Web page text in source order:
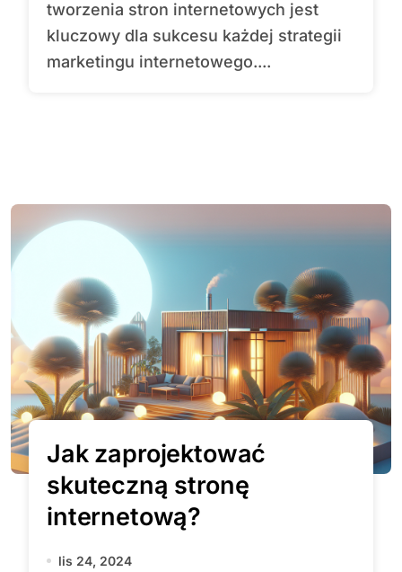
tworzenia stron internetowych jest
kluczowy dla sukcesu każdej strategii
marketingu internetowego....
Jak zaprojektować
skuteczną stronę
internetową?
lis 24, 2024